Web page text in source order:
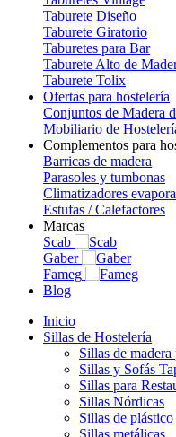
Taburete Diseño
Taburete Giratorio
Taburetes para Bar
Taburete Alto de
Taburete Tolix
Ofertas para hostelería
Conjuntos de Madera
Mobiliario de
Complementos para
Barricas de madera
Parasoles y tumbonas
Climatizadores
Estufas / Calefactores
Marcas
Scab
Gaber
Fameg
Blog
Inicio
Sillas de Hostelería
Sillas de madera
Sillas y Sofás
Sillas para
Sillas Nórdicas
Sillas de plástico
Sillas metálicas